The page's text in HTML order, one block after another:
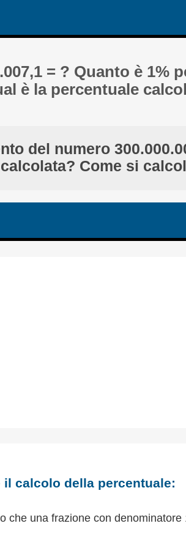
= ? Quanto è 1%
è la percentuale
del numero
Come si
il calcolo della percentuale:
che una frazione con denominatore